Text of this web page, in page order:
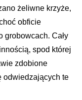
żeliwne krzyże,
obficie
grobowcach. Cały
spod której
zdobione
odwiedzających te